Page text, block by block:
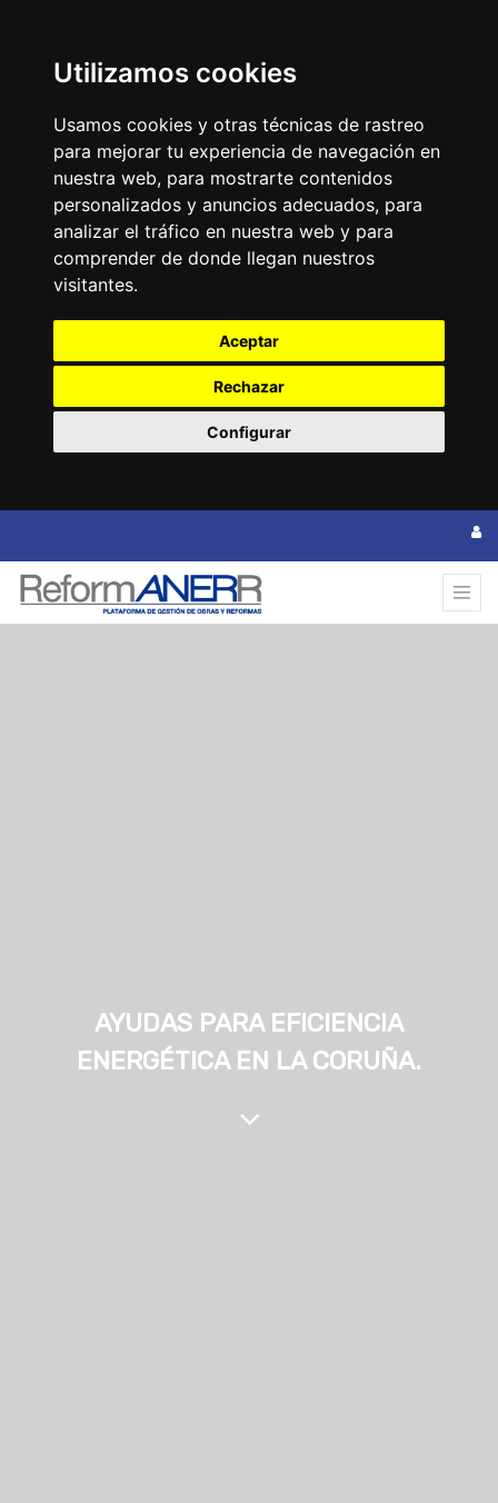
Utilizamos cookies
Usamos cookies y otras técnicas de rastreo
para mejorar tu experiencia de navegación en
nuestra web, para mostrarte contenidos
personalizados y anuncios adecuados, para
analizar el tráfico en nuestra web y para
comprender de donde llegan nuestros
visitantes.
Aceptar
Rechazar
Configurar
AYUDAS PARA EFICIENCIA
ENERGÉTICA EN LA CORUÑA.